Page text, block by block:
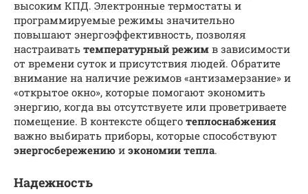
высоким КПД. Электронные термостаты и
программируемые режимы значительно
повышают энергоэффективность, позволяя
настраивать температурный режим в зависимости
от времени суток и присутствия людей. Обратите
внимание на наличие режимов «антизамерзание» и
«открытое окно», которые помогают экономить
энергию, когда вы отсутствуете или проветриваете
помещение. В контексте общего теплоснабжения
важно выбирать приборы, которые способствуют
энергосбережению и экономии тепла.
Надежность